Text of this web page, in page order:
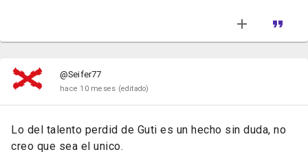
@Seifer77
hace 10 meses (editado)
Lo del talento perdid de Guti es un hecho sin duda, no
creo que sea el unico.